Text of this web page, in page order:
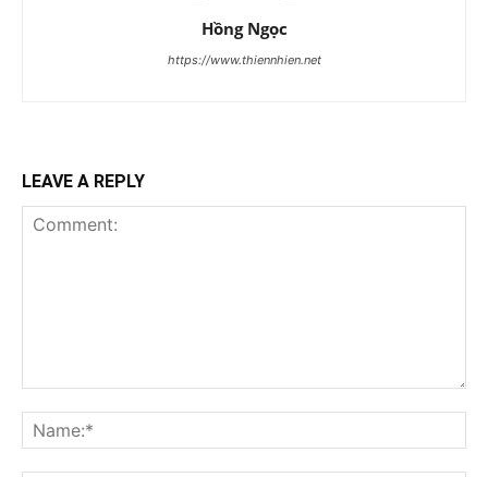
Hồng Ngọc
https://www.thiennhien.net
LEAVE A REPLY